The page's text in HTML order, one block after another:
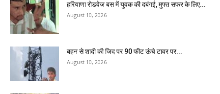
हरियाणा रोडवेज बस में युवक की दबंगई, मुफ्त सफर के लिए...
August 10, 2026
बहन से शादी की जिद पर 90 फीट ऊंचे टावर पर...
August 10, 2026